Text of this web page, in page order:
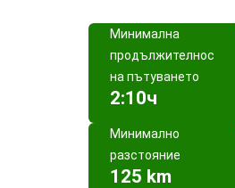
Минимална
продължителност
на пътуването
2:10ч
Минимално
разстояние
125 km